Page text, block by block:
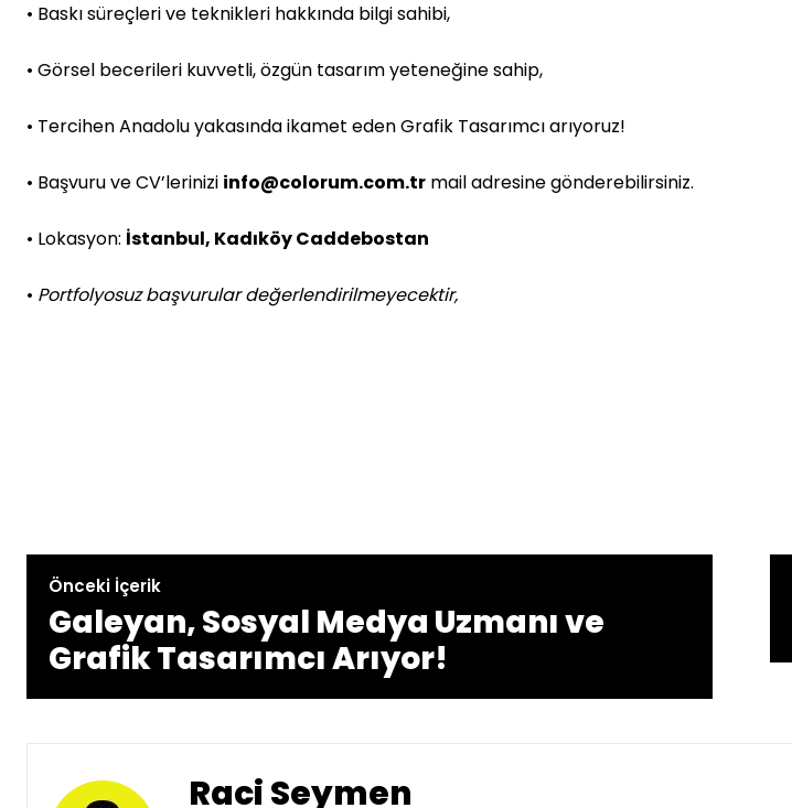
• Baskı süreçleri ve teknikleri hakkında bilgi sahibi,
• Görsel becerileri kuvvetli, özgün tasarım yeteneğine sahip,
• Tercihen Anadolu yakasında ikamet eden Grafik Tasarımcı arıyoruz!
• Başvuru ve CV’lerinizi info@colorum.com.tr mail adresine gönderebilirsiniz.
• Lokasyon: İstanbul, Kadıköy Caddebostan
• Portfolyosuz başvurular değerlendirilmeyecektir,
Önceki İçerik
Galeyan, Sosyal Medya Uzmanı ve
Grafik Tasarımcı Arıyor!
Raci Seymen